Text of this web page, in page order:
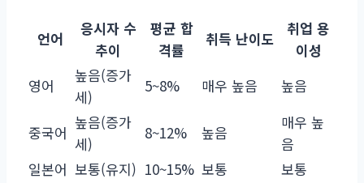
언어
응시자 수
추이
평균 합
격률
취득 난이도
취업 용
이성
영어
높음(증가
세)
5~8% 매우 높음 높음
중국어
높음(증가
세)
8~12% 높음
매우 높
음
일본어 보통(유지) 10~15% 보통
보통